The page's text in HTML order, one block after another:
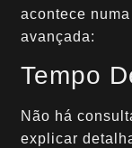
acontece
avançada:
Tempo
Não há
explicar